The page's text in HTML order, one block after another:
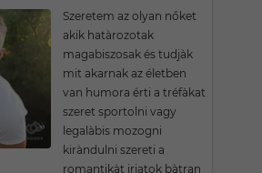
Szeretem az olyan nőket
akik hatàrozotak
magabiszosak és tudjàk
mit akarnak az életben
van humora érti a tréfàkat
szeret sportolni vagy
legalàbis mozogni
kiràndulni szereti a
romantikàt irjatok bàtran